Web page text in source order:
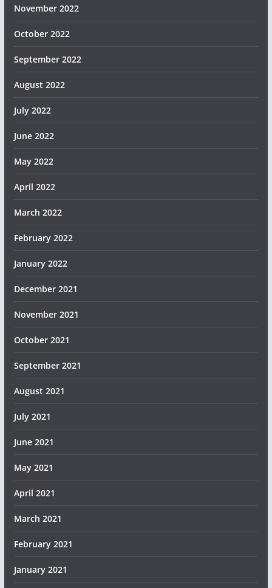
November 2022
October 2022
September 2022
August 2022
July 2022
June 2022
May 2022
April 2022
March 2022
February 2022
January 2022
December 2021
November 2021
October 2021
September 2021
August 2021
July 2021
June 2021
May 2021
April 2021
March 2021
February 2021
January 2021